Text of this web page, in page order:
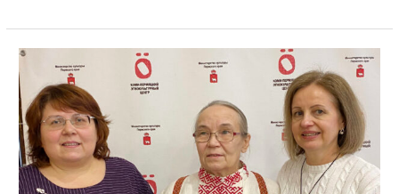
Kymmenes
Uusi
testamentti
suomensukuisilla
kielillä